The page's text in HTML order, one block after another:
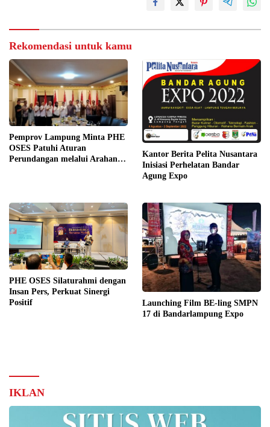
Rekomendasi untuk kamu
Pemprov Lampung Minta PHE
OSES Patuhi Aturan
Perundangan melalui Arahan
Kantor Berita Pelita Nusantara
Inisiasi Perhelatan Bandar
Agung Expo
PHE OSES Silaturahmi dengan
Insan Pers, Perkuat Sinergi
Positif
Launching Film BE-ling SMPN
17 di Bandarlampung Expo
IKLAN